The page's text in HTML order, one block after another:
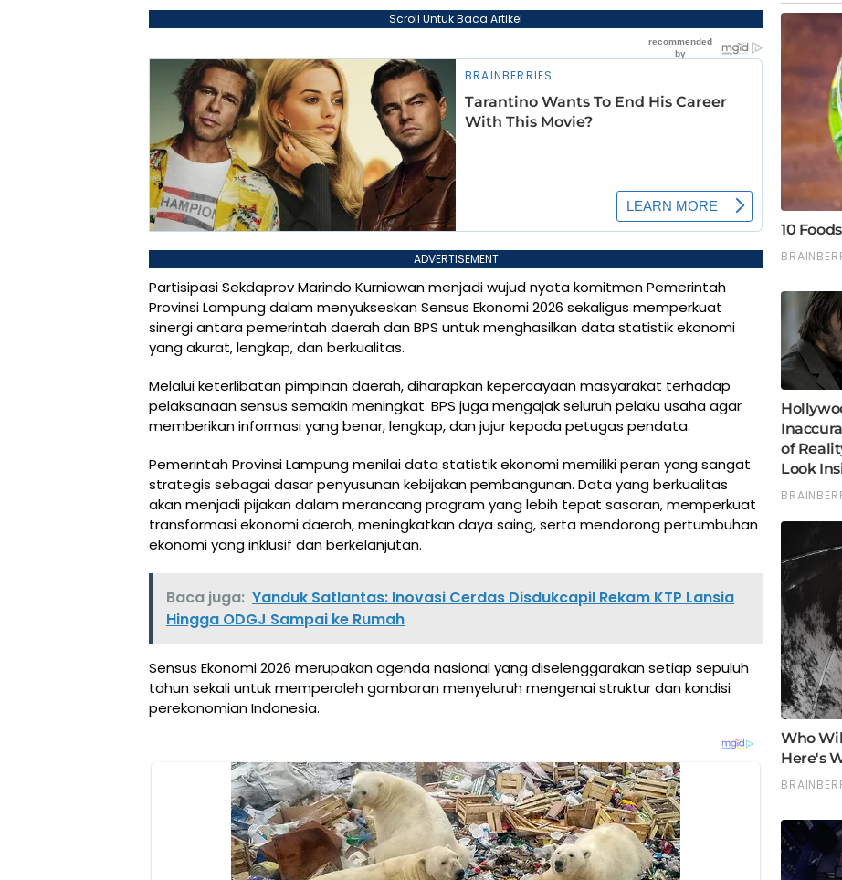
Scroll Untuk Baca Artikel
ADVERTISEMENT
Partisipasi Sekdaprov Marindo Kurniawan menjadi wujud nyata komitmen Pemerintah
Provinsi Lampung dalam menyukseskan Sensus Ekonomi 2026 sekaligus memperkuat
sinergi antara pemerintah daerah dan BPS untuk menghasilkan data statistik ekonomi
yang akurat, lengkap, dan berkualitas.
Melalui keterlibatan pimpinan daerah, diharapkan kepercayaan masyarakat terhadap
pelaksanaan sensus semakin meningkat. BPS juga mengajak seluruh pelaku usaha agar
memberikan informasi yang benar, lengkap, dan jujur kepada petugas pendata.
Pemerintah Provinsi Lampung menilai data statistik ekonomi memiliki peran yang sangat
strategis sebagai dasar penyusunan kebijakan pembangunan. Data yang berkualitas
akan menjadi pijakan dalam merancang program yang lebih tepat sasaran, memperkuat
transformasi ekonomi daerah, meningkatkan daya saing, serta mendorong pertumbuhan
ekonomi yang inklusif dan berkelanjutan.
Baca juga: Yanduk Satlantas: Inovasi Cerdas Disdukcapil Rekam KTP Lansia
Hingga ODGJ Sampai ke Rumah
Sensus Ekonomi 2026 merupakan agenda nasional yang diselenggarakan setiap sepuluh
tahun sekali untuk memperoleh gambaran menyeluruh mengenai struktur dan kondisi
perekonomian Indonesia.